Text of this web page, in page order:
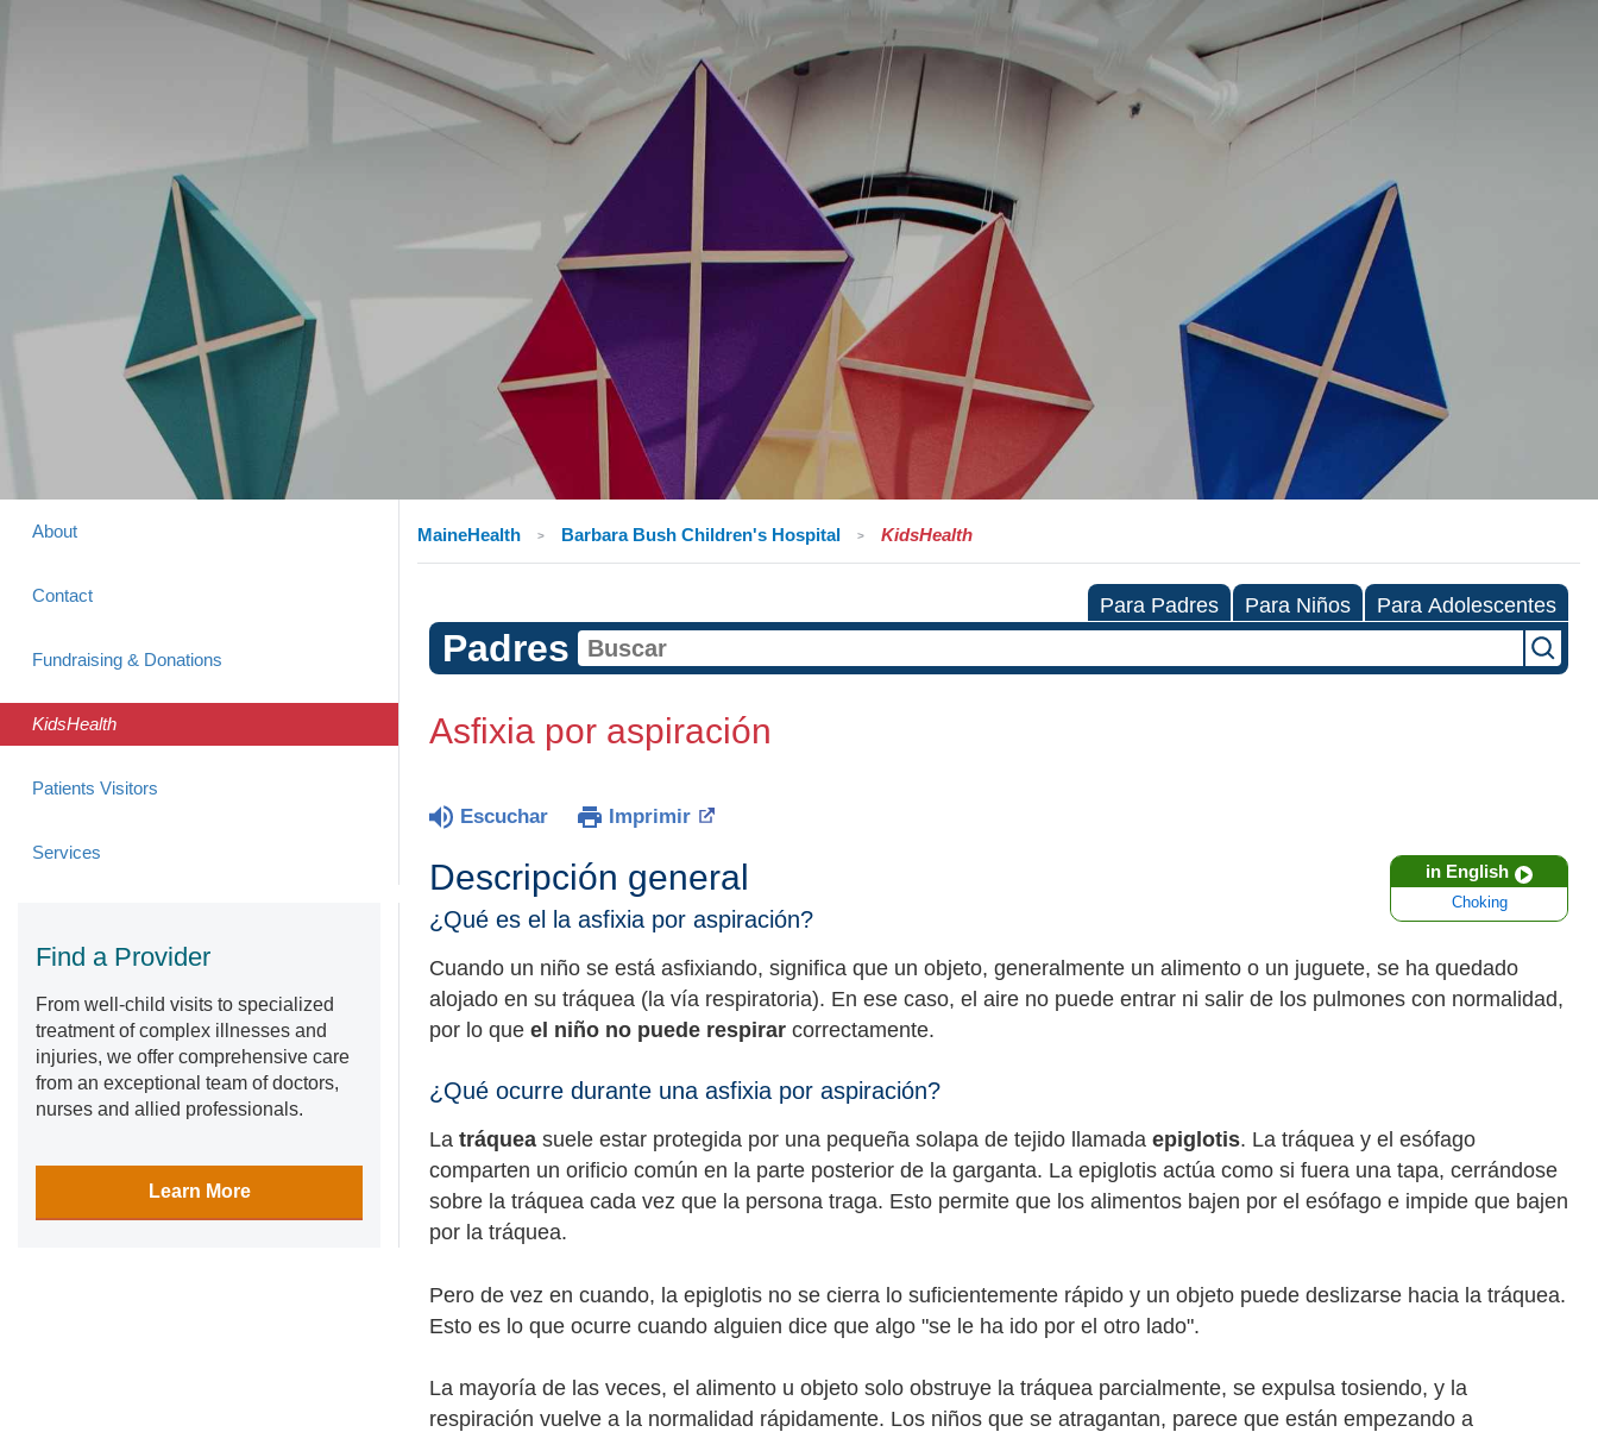
About
Contact
Fundraising & Donations
KidsHealth
Patients Visitors
Services
Find a Provider
From well-child visits to specialized
treatment of complex illnesses and
injuries, we offer comprehensive care
from an exceptional team of doctors,
nurses and allied professionals.
Learn More
MaineHealth Barbara Bush Children's Hospital KidsHealth
Para Padres Para Niños Para Adolescentes
Padres
Asfixia por aspiración
Escuchar Imprimir
in English
Choking
Descripción general
¿Qué es el la asfixia por aspiración?
Cuando un niño se está asfixiando, significa que un objeto, generalmente un alimento o un juguete, se ha quedado
alojado en su tráquea (la vía respiratoria). En ese caso, el aire no puede entrar ni salir de los pulmones con normalidad,
por lo que el niño no puede respirar correctamente.
¿Qué ocurre durante una asfixia por aspiración?
La tráquea suele estar protegida por una pequeña solapa de tejido llamada epiglotis. La tráquea y el esófago
comparten un orificio común en la parte posterior de la garganta. La epiglotis actúa como si fuera una tapa, cerrándose
sobre la tráquea cada vez que la persona traga. Esto permite que los alimentos bajen por el esófago e impide que bajen
por la tráquea.
Pero de vez en cuando, la epiglotis no se cierra lo suficientemente rápido y un objeto puede deslizarse hacia la tráquea.
Esto es lo que ocurre cuando alguien dice que algo "se le ha ido por el otro lado".
La mayoría de las veces, el alimento u objeto solo obstruye la tráquea parcialmente, se expulsa tosiendo, y la
respiración vuelve a la normalidad rápidamente. Los niños que se atragantan, parece que están empezando a